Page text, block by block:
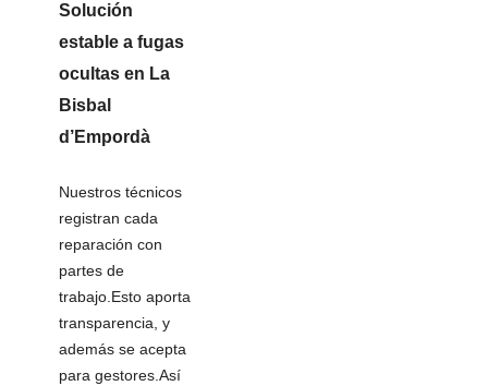
Solución
estable a fugas
ocultas en La
Bisbal
d’Empordà
Nuestros técnicos
registran cada
reparación con
partes de
trabajo.Esto aporta
transparencia, y
además se acepta
para gestores.Así